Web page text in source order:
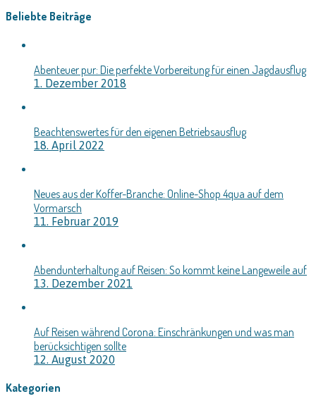
Beliebte Beiträge
Abenteuer pur: Die perfekte Vorbereitung für einen Jagdausflug
1. Dezember 2018
Beachtenswertes für den eigenen Betriebsausflug
18. April 2022
Neues aus der Koffer-Branche: Online-Shop 4qua auf dem
Vormarsch
11. Februar 2019
Abendunterhaltung auf Reisen: So kommt keine Langeweile auf
13. Dezember 2021
Auf Reisen während Corona: Einschränkungen und was man
berücksichtigen sollte
12. August 2020
Kategorien